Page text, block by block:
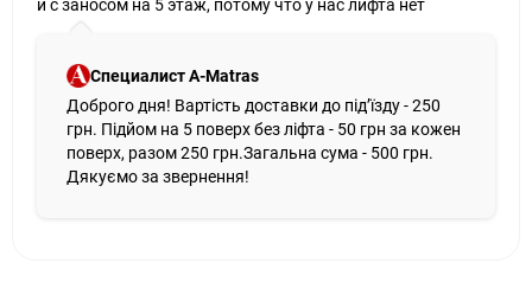
и с заносом на 5 этаж, потому что у нас лифта нет
Специалист A-Matras
Доброго дня! Вартість доставки до під’їзду - 250
грн. Підйом на 5 поверх без ліфта - 50 грн за кожен
поверх, разом 250 грн.Загальна сума - 500 грн.
Дякуємо за звернення!